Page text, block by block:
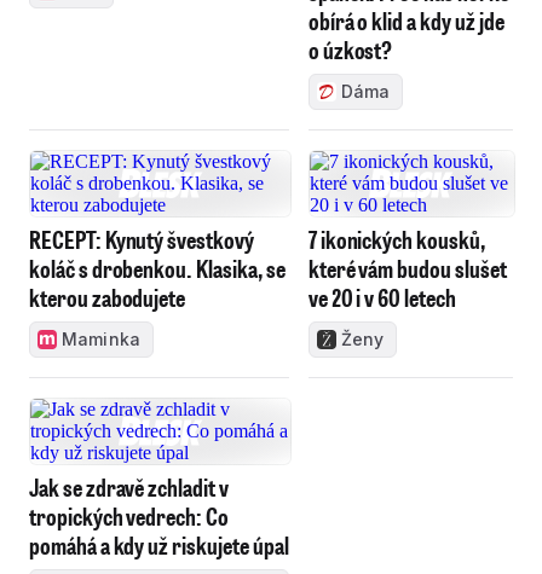
obírá o klid a kdy už jde
o úzkost?
Dáma
RECEPT: Kynutý švestkový
koláč s drobenkou. Klasika, se
kterou zabodujete
Maminka
7 ikonických kousků,
které vám budou slušet
ve 20 i v 60 letech
Ženy
Jak se zdravě zchladit v
tropických vedrech: Co
pomáhá a kdy už riskujete úpal